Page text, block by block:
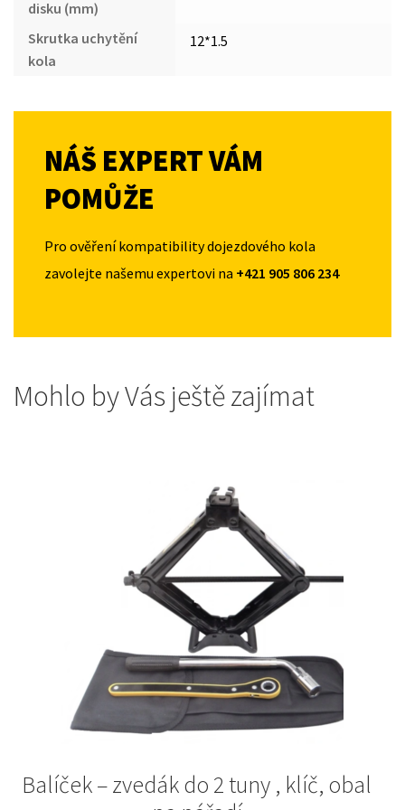
disku (mm)
Skrutka uchytění
kola
12*1.5
NÁŠ EXPERT VÁM
POMŮŽE
Pro ověření kompatibility dojezdového kola
zavolejte našemu expertovi na +421 905 806 234
Mohlo by Vás ještě zajímat
Balíček – zvedák do 2 tuny , klíč, obal